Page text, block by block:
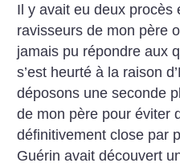
Il y avait eu deux procès
ravisseurs de mon père
jamais pu répondre aux
s’est heurté à la raison
déposons une seconde
de mon père pour éviter
définitivement close par
Guérin avait découvert